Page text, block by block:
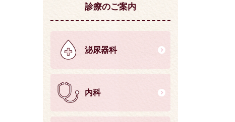
診療のご案内
泌尿器科
内科